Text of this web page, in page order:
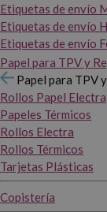
Etiquetas de envío
Etiquetas de envío
Etiquetas de envío
Papel para TPV y
Papel para TPV
Rollos Papel Electra
Papeles Térmicos
Rollos Electra
Rollos Térmicos
Tarjetas Plásticas
Copistería